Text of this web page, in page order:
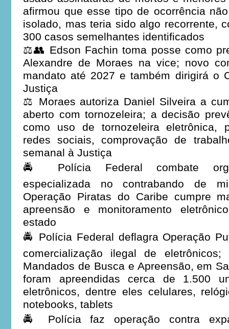
afirmou que esse tipo de ocorrência
isolado, mas teria sido algo recorrente,
300 casos semelhantes identificados
⚖️👥 Edson Fachin toma posse como
Alexandre de Moraes na vice; novo
mandato até 2027 e também dirigirá o
Justiça
⚖️ Moraes autoriza Daniel Silveira a
aberto com tornozeleira; a decisão
como uso de tornozeleira eletrônica,
redes sociais, comprovação de
semanal à Justiça
🚔 Polícia Federal combate
especializada no contrabando de
Operação Piratas do Caribe cumpre
apreensão e monitoramento
estado
🚔 Polícia Federal deflagra Operação
comercialização ilegal de eletrônicos;
Mandados de Busca e Apreensão, em
foram apreendidas cerca de 1.500
eletrônicos, dentre eles celulares,
notebooks, tablets
🚔 Polícia faz operação contra